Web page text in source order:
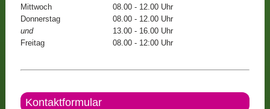
Mittwoch
08.00 - 12.00 Uhr
Donnerstag
08.00 - 12.00 Uhr
und
13.00 - 16.00 Uhr
Freitag
08.00 - 12:00 Uhr
Kontaktformular